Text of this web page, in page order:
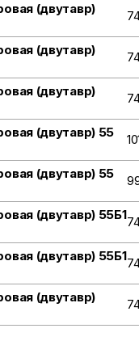
(двутавр)
(двутавр)
(двутавр)
(двутавр) 55
(двутавр) 55
(двутавр) 55Б1
(двутавр) 55Б1
(двутавр)